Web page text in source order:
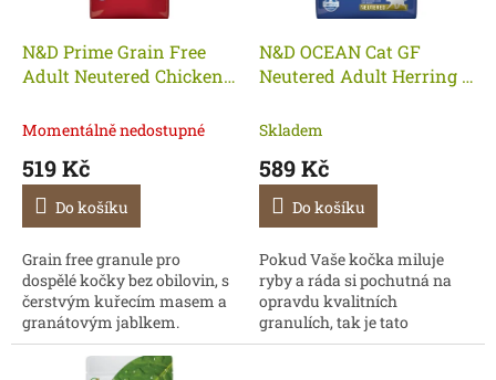
ů
d
u
N&D Prime Grain Free
Adult Neutered Chicken
Momentálně nedostupné
519 Kč
Do košíku
Grain free granule pro
dospělé kočky bez obilovin, s
čerstvým kuřecím masem a
granátovým jablkem.
N&D OCEAN Cat GF
Neutered Adult Herring &
Skladem
589 Kč
Do košíku
Pokud Vaše kočka miluje
ryby a ráda si pochutná na
opravdu kvalitních
granulích, tak je tato
bezobilná receptura se